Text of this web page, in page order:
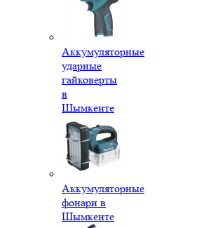
Аккумуляторные
ударные
гайковерты
в
Шымкенте
Аккумуляторные
фонари в
Шымкенте